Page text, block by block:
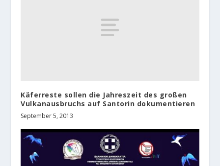
Käferreste sollen die Jahreszeit des großen
Vulkanausbruchs auf Santorin dokumentieren
September 5, 2013